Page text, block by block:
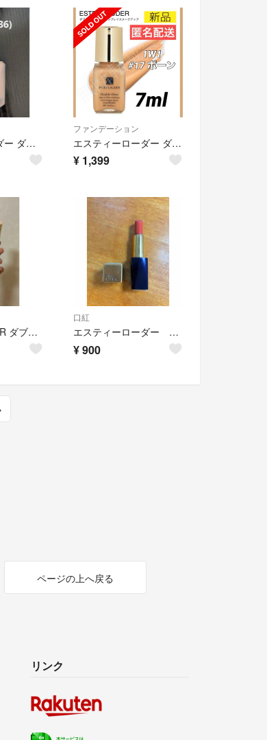
エスティ ローダー ダブル ウェア ステイ イン プレイス メークアップ N サンド 30ml
ファンデーション
エスティーローダー ダブルウェア リキッドファンデ 17 ボーン 7ml 新品
¥ 1,399
ESTEE LAUDER ダブル ウェア セカンド スキン クリーム プライマー 40mL
口紅
エスティーローダー リップ
¥900
ページの上へ戻る
リンク